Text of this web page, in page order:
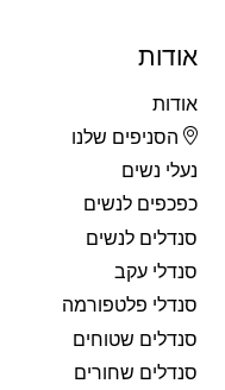
אודות
אודות
הסניפים שלנו
נעלי נשים
כפכפים לנשים
סנדלים לנשים
סנדלי עקב
סנדלי פלטפורמה
סנדלים שטוחים
סנדלים שחורים